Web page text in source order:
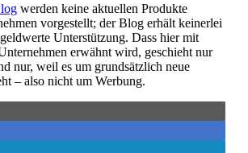
werden keine aktuellen Produkte
vorgestellt; der Blog erhält keinerlei
Unterstützung. Dass hier mit
erwähnt wird, geschieht nur
nur, weil es um grundsätzlich neue
– also nicht um Werbung.